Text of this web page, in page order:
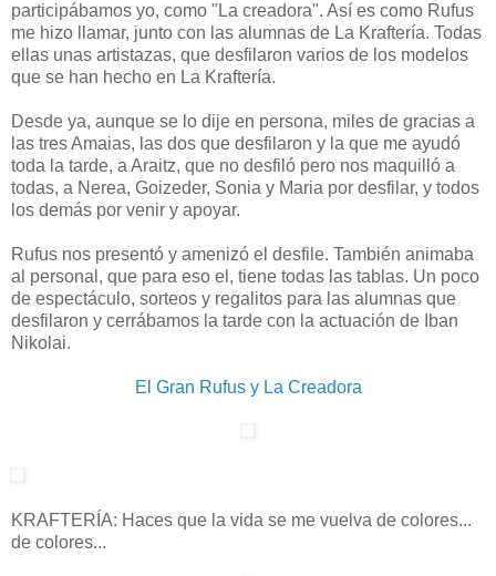
participábamos yo, como "La creadora". Así es como Rufus
me hizo llamar, junto con las alumnas de La Kraftería. Todas
ellas unas artistazas, que desfilaron varios de los modelos
que se han hecho en La Kraftería.
Desde ya, aunque se lo dije en persona, miles de gracias a
las tres Amaias, las dos que desfilaron y la que me ayudó
toda la tarde, a Araitz, que no desfiló pero nos maquilló a
todas, a Nerea, Goizeder, Sonia y Maria por desfilar, y todos
los demás por venir y apoyar.
Rufus nos presentó y amenizó el desfile. También animaba
al personal, que para eso el, tiene todas las tablas. Un poco
de espectáculo, sorteos y regalitos para las alumnas que
desfilaron y cerrábamos la tarde con la actuación de Iban
Nikolai.
El Gran Rufus y La Creadora
KRAFTERÍA: Haces que la vida se me vuelva de colores...
de colores...